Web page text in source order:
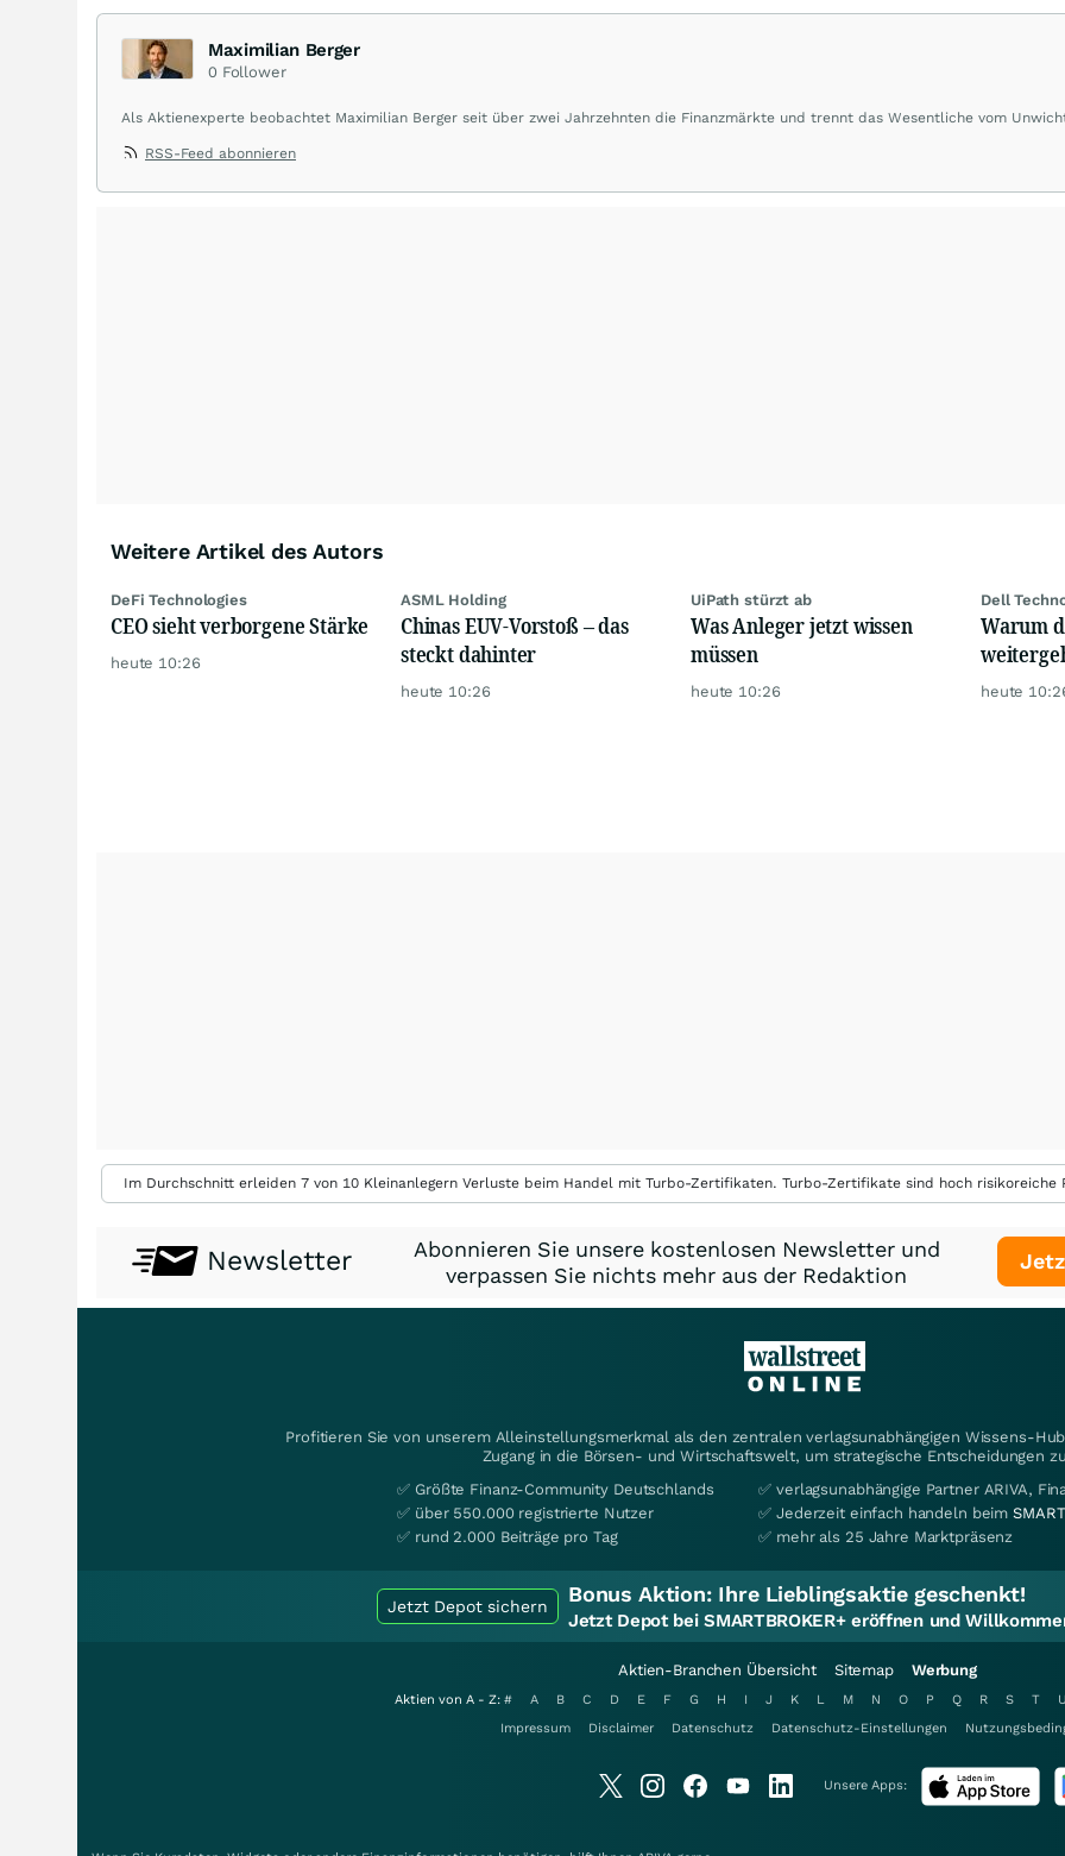
Maximilian Berger
0 Follower
Als Aktienexperte beobachtet Maximilian Berger seit über zwei Jahrzehnten die Finanzmärkte und trennt das Wesentliche vom
RSS-Feed abonnieren
Weitere Artikel des Autors
DeFi Technologies
CEO sieht verborgene Stärke
heute 10:26
ASML Holding
Chinas EUV-Vorstoß – das
steckt dahinter
heute 10:26
UiPath stürzt ab
Was Anleger jetzt wissen
müssen
heute 10:26
Dell
Warum
heute
Im Durchschnitt erleiden 7 von 10 Kleinanlegern Verluste beim Handel mit Turbo-Zertifikaten. Turbo-Zertifikate sind hoch
Newsletter
Abonnieren Sie unsere kostenlosen Newsletter und
verpassen Sie nichts mehr aus der Redaktion
Profitieren Sie von unserem Alleinstellungsmerkmal als den zentralen verlagsunabhängigen Wissens-
Zugang in die Börsen- und Wirtschaftswelt, um strategische Entscheidungen
✅ Größte Finanz-Community Deutschlands
✅ über 550.000 registrierte Nutzer
✅ rund 2.000 Beiträge pro Tag
✅ verlagsunabhängige Partner ARIVA,
✅ Jederzeit einfach handeln beim
✅ mehr als 25 Jahre Marktpräsenz
Jetzt Depot sichern Bonus Aktion: Ihre Lieblingsaktie geschenkt!
Jetzt Depot bei SMARTBROKER+ eröffnen und
Aktien-Branchen Übersicht Sitemap Werbung
Aktien von A - Z: # A B C D E F G H I J K L M N O P Q R S T U
Impressum
Disclaimer Datenschutz Datenschutz-Einstellungen
Unsere Apps: